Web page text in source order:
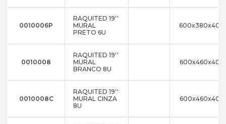
0010006P
RAQUITED 19''
MURAL
PRETO 6U
600x380x400
0010008
RAQUITED 19''
MURAL
BRANCO 8U
600x460x400
0010008C
RAQUITED 19''
MURAL CINZA
8U
600x460x400